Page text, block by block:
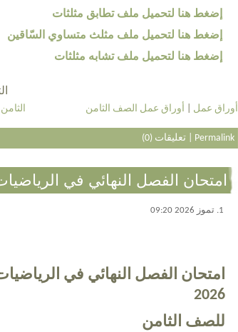
إضغط هنا لتحميل ملف تطابق مثلثات
إضغط هنا لتحميل ملف مثلث متساوي السّاقين
إضغط هنا لتحميل ملف تشابه مثلثات
الثامن أوراق عمل أوراق عمل الصف الثامن
Permalink
|تعليقات (0)
امتحان الفصل النهائي في الرياضيات
1. تموز 2026 09:20
امتحان الفصل النهائي في
2026
للصف الثامن